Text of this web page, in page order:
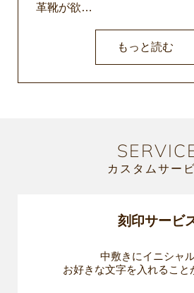
革靴が欲…
もっと読む
カスタムサー
刻印サービ
中敷きにイニシャ
お好きな文字を入れること